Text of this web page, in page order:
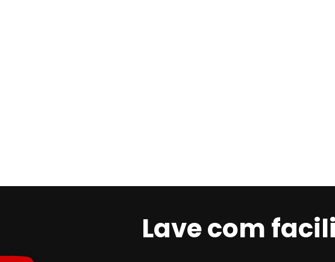
Lave com